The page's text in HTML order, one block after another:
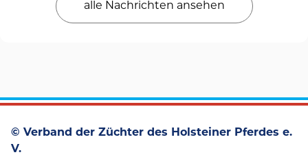
alle Nachrichten ansehen
© Verband der Züchter des Holsteiner Pferdes e.
V.